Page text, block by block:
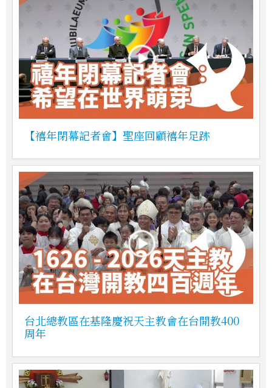
【禧年閉幕記者會】聖座回顧禧年足跡
台北總教區在基隆慶祝天主教會在台開教400
周年